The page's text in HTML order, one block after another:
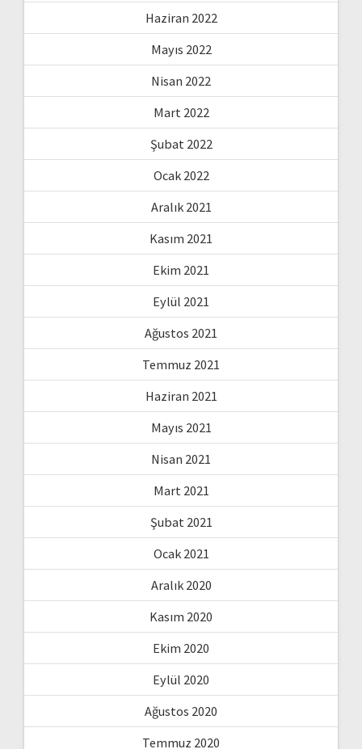
Haziran 2022
Mayıs 2022
Nisan 2022
Mart 2022
Şubat 2022
Ocak 2022
Aralık 2021
Kasım 2021
Ekim 2021
Eylül 2021
Ağustos 2021
Temmuz 2021
Haziran 2021
Mayıs 2021
Nisan 2021
Mart 2021
Şubat 2021
Ocak 2021
Aralık 2020
Kasım 2020
Ekim 2020
Eylül 2020
Ağustos 2020
Temmuz 2020